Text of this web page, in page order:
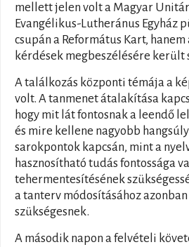
mellett jelen volt a Magyar
Evangélikus-Lutheránus Egyház
csupán a Református Kart,
kérdések megbeszélésére került
A találkozás központi témája a
volt. A tanmenet átalakítása
hogy mit lát fontosnak a leendő
és mire kellene nagyobb
sarokpontok kapcsán, mint a
hasznosítható tudás fontossága
tehermentesítésének
a tanterv módosításához
szükségesnek.
A második napon a felvételi